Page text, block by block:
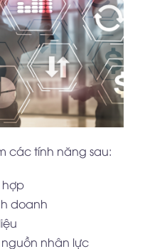
các tính năng sau:
hợp
doanh
nhân lực